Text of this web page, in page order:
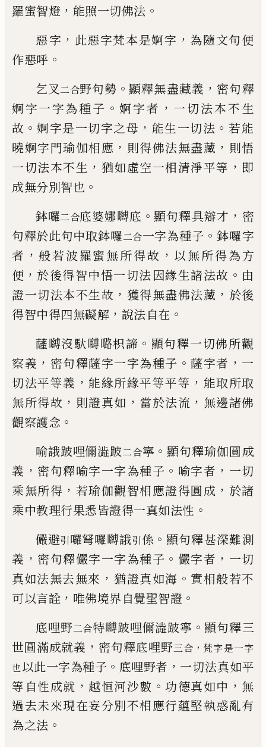
羅蜜智燈 ， 能照一切佛法 。
惡字 ， 此惡字梵本是婀字 ， 為隨文句便
作惡呼 。
乞叉二合野句勢 。 顯釋無盡藏義 ， 密句釋
婀字一字為種子 。 婀字者 ， 一切法本不生
故 。 婀字是一切字之母 ， 能生一切法 。 若能
曉婀字門瑜伽相應 ， 則得佛法無盡藏 ， 則悟
一切法本不生 ， 猶如虛空一相清淨平等 ， 即
成無分別智也 。
鉢囉二合底婆娜嚩底 。 顯句釋具辯才 ， 密
句釋於此句中取鉢囉二合一字為種子 。 鉢囉字
者 ， 般若波羅蜜無所得故 ， 以無所得為方
便 ， 於後得智中悟一切法因緣生諸法故 。 由
證一切法本不生故 ， 獲得無盡佛法藏 ， 於後
得智中得四無礙解 ， 說法自在 。
薩嚩沒馱嚩𡀔枳諦 。 顯句釋一切佛所觀
察義 ， 密句釋薩字一字為種子 。 薩字者 ， 一
切法平等義 ， 能緣所緣平等平等 ， 能取所取
無所得故 ， 則證真如 ， 當於法流 ， 無邊諸佛
觀察護念 。
喻誐跛哩儞澁跛二合寧 。 顯句釋瑜伽圓成
義 ， 密句釋喻字一字為種子 。 喻字者 ， 一切
乘無所得 ， 若瑜伽觀智相應證得圓成 ， 於諸
乘中教理行果悉皆證得一真如法性 。
儼避引囉弩囉嚩誐引係 。 顯句釋甚深難測
義 ， 密句釋儼字一字為種子 。 儼字者 ， 一切
真如法無去無來 ， 猶證真如海 。 實相般若不
可以言詮 ， 唯佛境界自覺聖智證 。
底哩野二合特嚩跛哩儞澁跛寧 。 顯句釋三
世圓滿成就義 ， 密句釋底哩野三合 ， 梵字是一字
也以此一字為種子 。 底哩野者 ， 一切法真如平
等自性成就 ， 越恒河沙數 。 功德真如中 ， 無
過去未來現在妄分別不相應行蘊堅執惑亂有
為之法 。